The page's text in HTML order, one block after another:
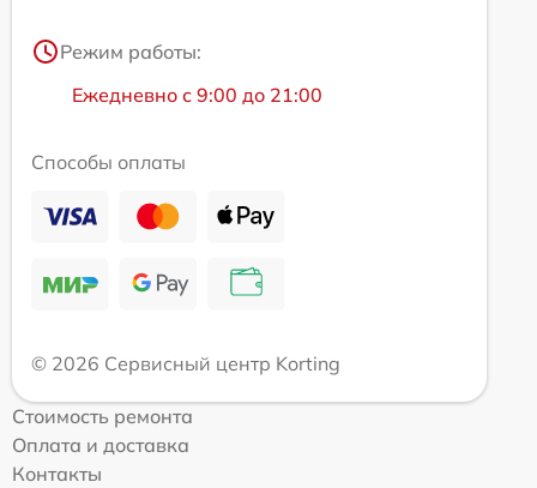
Режим работы:
Ежедневно с 9:00 до 21:00
Способы оплаты
© 2026 Сервисный центр Korting
Стоимость ремонта
Оплата и доставка
Контакты